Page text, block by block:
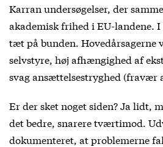
Karran undersøgelser, der
akademisk frihed i EU-landene.
tæt på bunden.
selvstyre, høj afhængighed af
svag ansættelsestryghed (fravær
Er der sket noget siden? Ja lidt,
det bedre, snarere tværtimod.
dokumenteret, at problemerne